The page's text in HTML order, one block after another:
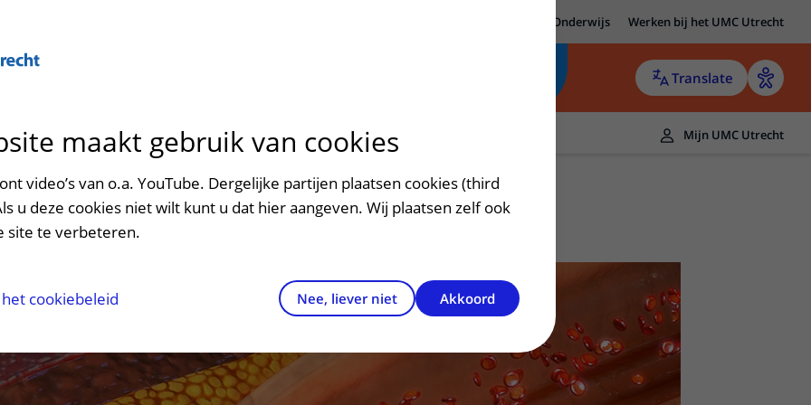
Onderwijs Werken bij het UMC Utrecht
Translate
patiëntportaal
het ziekenhuis
en voorzieningen
en veiligheid
Contact en route
Contactgegevens
Contact met polikliniek
Verwijzers
Teleconsult aanvragen
Zorgverlenersportaal
Mijn UMC Utrecht
maakt gebruik van cookies
video’s van o.a. YouTube. Dergelijke partijen plaatsen cookies (third
u deze cookies niet wilt kunt u dat hier aangeven. Wij plaatsen zelf ook
site te verbeteren.
cookiebeleid Nee, liever niet Akkoord